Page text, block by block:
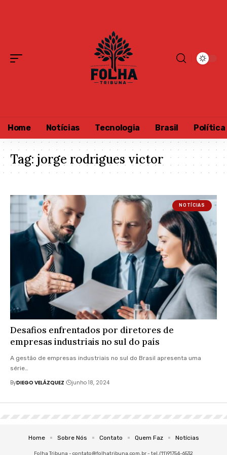
Home Notícias Tecnologia Brasil Política
Tag:jorge rodrigues victor
NOTÍCIAS
Desafios enfrentados por diretores de
empresas industriais no sul do país
A gestão de empresas industriais no sul do Brasil apresenta uma
série…
ByDIEGO VELÁZQUEZ junho 18, 2024
Folha Tribuna - contato@folhatribuna.com.br- tel.(11)91754-6532
Home Sobre Nós Contato Quem Faz Notícias